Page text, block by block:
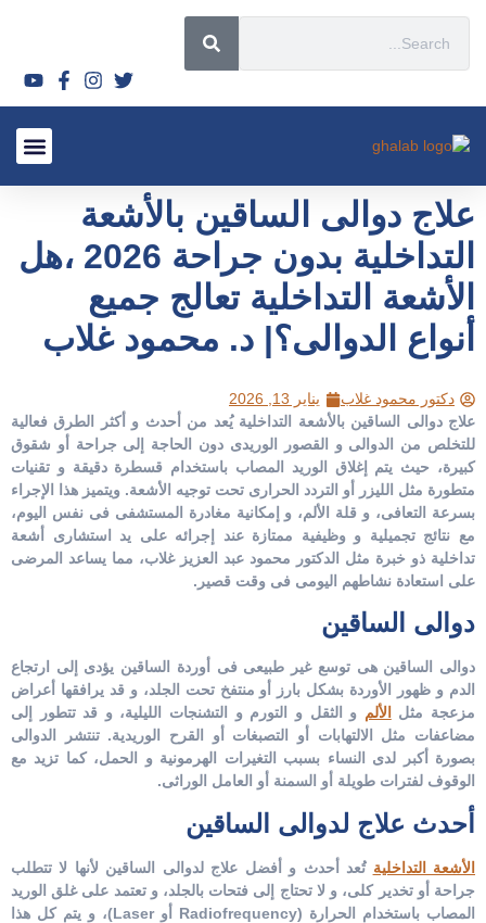
علاج دوالى الساقين بالأشعة
التداخلية بدون جراحة 2026 ،هل
الأشعة التداخلية تعالج جميع
أنواع الدوالى؟| د. محمود غلاب
دكتور محمود غلاب
يناير 13, 2026
علاج دوالى الساقين بالأشعة التداخلية يُعد من أحدث و أكثر الطرق فعالية
للتخلص من الدوالى و القصور الوريدى دون الحاجة إلى جراحة أو شقوق
كبيرة، حيث يتم إغلاق الوريد المصاب باستخدام قسطرة دقيقة و تقنيات
متطورة مثل الليزر أو التردد الحرارى تحت توجيه الأشعة. ويتميز هذا الإجراء
بسرعة التعافى، و قلة الألم، و إمكانية مغادرة المستشفى فى نفس اليوم،
مع نتائج تجميلية و وظيفية ممتازة عند إجرائه على يد استشارى أشعة
تداخلية ذو خبرة مثل الدكتور محمود عبد العزيز غلاب، مما يساعد المرضى
على استعادة نشاطهم اليومى فى وقت قصير.
دوالى الساقين
دوالى الساقين هى توسع غير طبيعى فى أوردة الساقين يؤدى إلى ارتجاع
الدم و ظهور الأوردة بشكل بارز أو منتفخ تحت الجلد، و قد يرافقها أعراض
مزعجة مثل
الألم و الثقل و التورم و التشنجات الليلية، و قد تتطور إلى
مضاعفات مثل الالتهابات أو التصبغات أو القرح الوريدية.تنتشر الدوالى
بصورة أكبر لدى النساء بسبب التغيرات الهرمونية و الحمل، كما تزيد مع
الوقوف لفترات طويلة أو السمنة أو العامل الوراثى.
أحدث علاج لدوالى الساقين
الأشعة التداخلية تُعد أحدث و أفضل علاج لدوالى الساقين لأنها لا تتطلب
جراحة أو تخدير كلى، و لا تحتاج إلى فتحات بالجلد، و تعتمد على غلق الوريد
المصاب باستخدام الحرارة (Radiofrequency أو Laser)، و يتم كل هذا